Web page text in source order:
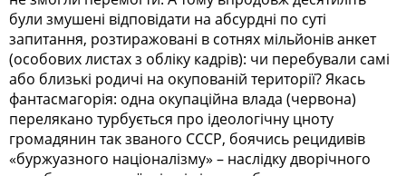
були змушені відповідати на абсурдні по суті
запитання, розтиражовані в сотнях мільйонів анкет
(особових листах з обліку кадрів): чи перебували самі
або близькі родичі на окупованій території? Якась
фантасмагорія: одна окупаційна влада (червона)
перелякано турбується про ідеологічну цноту
громадянин так званого СССР, боячись рецидивів
«буржуазного націоналізму» – наслідку дворічного